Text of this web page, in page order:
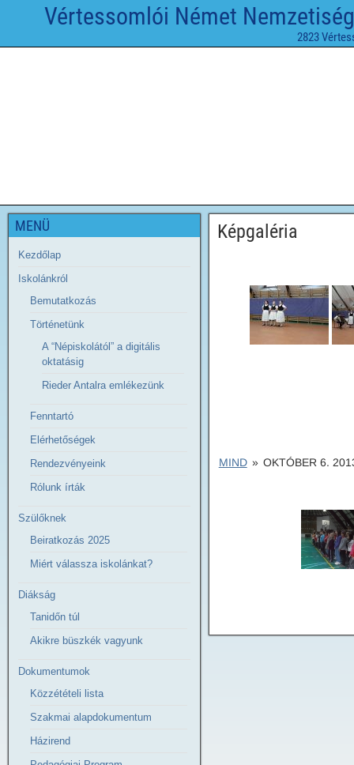
Vértessomlói Német
2823
Képgaléria
MIND » OKTÓBER 6.
MENÜ
Kezdőlap
Iskolánkról
Bemutatkozás
Történetünk
A “Népiskolától” a digitális
oktatásig
Rieder Antalra emlékezünk
Fenntartó
Elérhetőségek
Rendezvényeink
Rólunk írták
Szülőknek
Beiratkozás 2025
Miért válassza iskolánkat?
Diákság
Tanidőn túl
Akikre büszkék vagyunk
Dokumentumok
Közzétételi lista
Szakmai alapdokumentum
Házirend